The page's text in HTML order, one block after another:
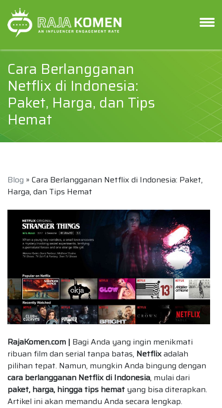
Cara Berlangganan
Netflix di Indonesia:
Paket, Harga, dan Tips
Hemat
Blog » Cara Berlangganan Netflix di Indonesia: Paket,
Harga, dan Tips Hemat
RajaKomen.com | Bagi Anda yang ingin menikmati
ribuan film dan serial tanpa batas, Netflixadalah
pilihan tepat. Namun, mungkin Anda bingung dengan
cara berlangganan Netflix di Indonesia, mulai dari
paket, harga, hingga tips hemat yang bisa diterapkan.
Artikel ini akan memandu Anda secara lengkap.